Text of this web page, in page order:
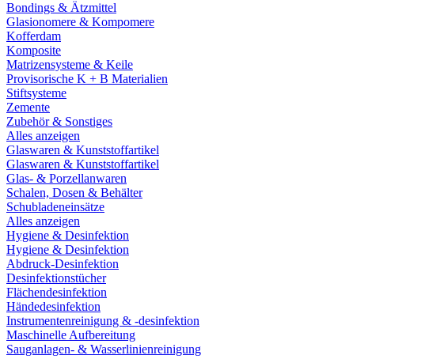
Bondings & Ätzmittel
Glasionomere & Kompomere
Kofferdam
Komposite
Matrizensysteme & Keile
Provisorische K + B Materialien
Stiftsysteme
Zemente
Zubehör & Sonstiges
Alles anzeigen
Glaswaren & Kunststoffartikel
Glaswaren & Kunststoffartikel
Glas- & Porzellanwaren
Schalen, Dosen & Behälter
Schubladeneinsätze
Alles anzeigen
Hygiene & Desinfektion
Hygiene & Desinfektion
Abdruck-Desinfektion
Desinfektionstücher
Flächendesinfektion
Händedesinfektion
Instrumentenreinigung & -desinfektion
Maschinelle Aufbereitung
Sauganlagen- & Wasserlinienreinigung